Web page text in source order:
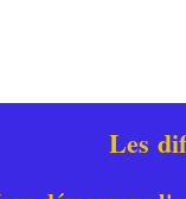
Les